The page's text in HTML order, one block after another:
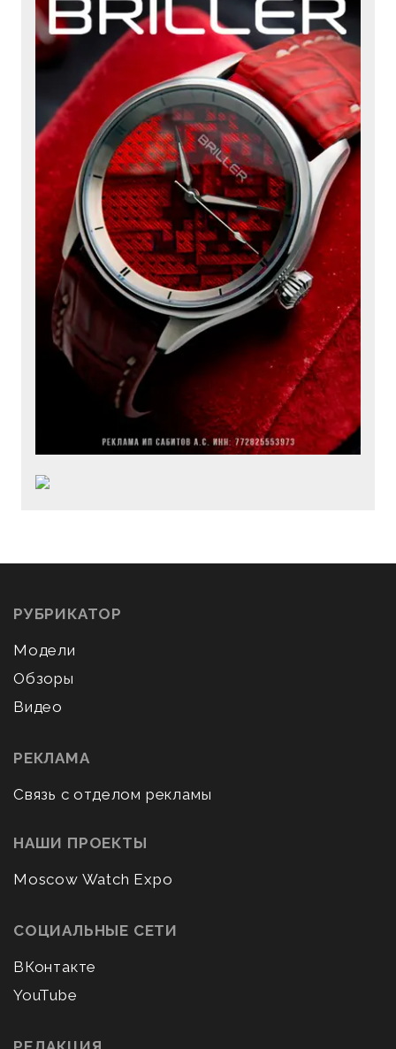
РУБРИКАТОР
Модели
Обзоры
Видео
РЕКЛАМА
Связь с отделом рекламы
НАШИ ПРОЕКТЫ
Moscow Watch Expo
СОЦИАЛЬНЫЕ СЕТИ
ВКонтакте
YouTube